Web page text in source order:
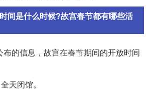
间是什么时候?故宫春节都有哪些活
的信息，故宫在春节期间的开放时间
天闭馆。